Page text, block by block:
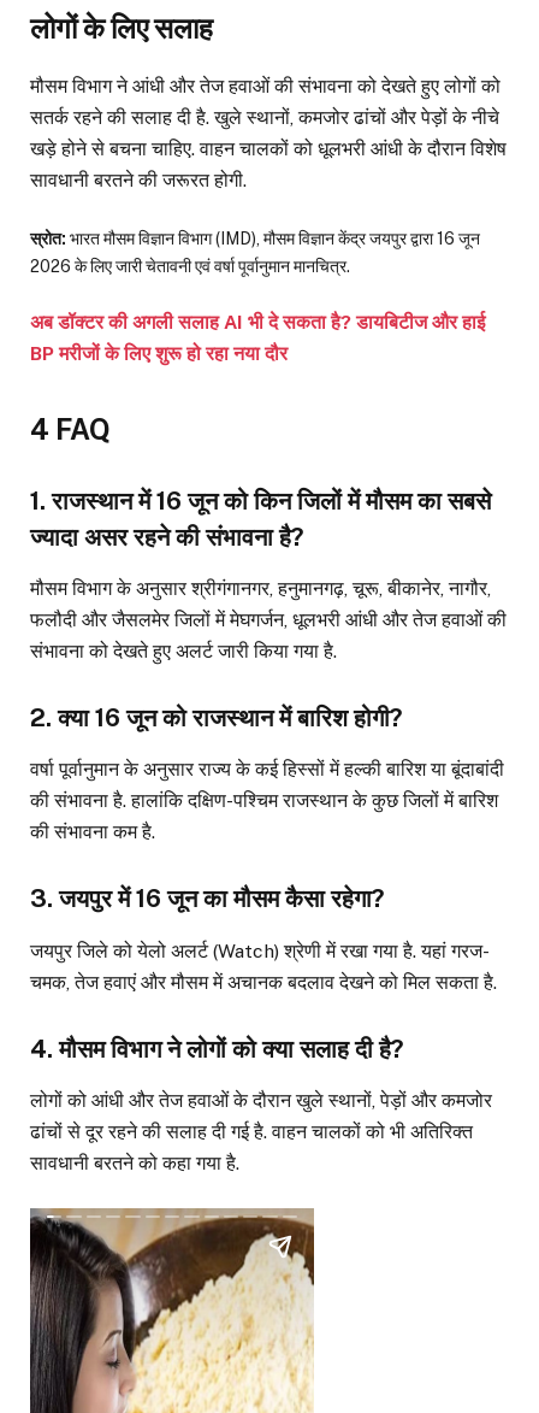
लोगों के लिए सलाह
मौसम विभाग ने आंधी और तेज हवाओं की संभावना को देखते हुए लोगों को
सतर्क रहने की सलाह दी है. खुले स्थानों, कमजोर ढांचों और पेड़ों के नीचे
खड़े होने से बचना चाहिए. वाहन चालकों को धूलभरी आंधी के दौरान विशेष
सावधानी बरतने की जरूरत होगी.
स्रोत: भारत मौसम विज्ञान विभाग (IMD), मौसम विज्ञान केंद्र जयपुर द्वारा 16 जून
2026 के लिए जारी चेतावनी एवं वर्षा पूर्वानुमान मानचित्र.
अब डॉक्टर की अगली सलाह AI भी दे सकता है? डायबिटीज और हाई
BP मरीजों के लिए शुरू हो रहा नया दौर
4 FAQ
1. राजस्थान में 16 जून को किन जिलों में मौसम का सबसे
ज्यादा असर रहने की संभावना है?
मौसम विभाग के अनुसार श्रीगंगानगर, हनुमानगढ़, चूरू, बीकानेर, नागौर,
फलौदी और जैसलमेर जिलों में मेघगर्जन, धूलभरी आंधी और तेज हवाओं की
संभावना को देखते हुए अलर्ट जारी किया गया है.
2. क्या 16 जून को राजस्थान में बारिश होगी?
वर्षा पूर्वानुमान के अनुसार राज्य के कई हिस्सों में हल्की बारिश या बूंदाबांदी
की संभावना है. हालांकि दक्षिण-पश्चिम राजस्थान के कुछ जिलों में बारिश
की संभावना कम है.
3. जयपुर में 16 जून का मौसम कैसा रहेगा?
जयपुर जिले को येलो अलर्ट (Watch) श्रेणी में रखा गया है. यहां गरज-
चमक, तेज हवाएं और मौसम में अचानक बदलाव देखने को मिल सकता है.
4. मौसम विभाग ने लोगों को क्या सलाह दी है?
लोगों को आंधी और तेज हवाओं के दौरान खुले स्थानों, पेड़ों और कमजोर
ढांचों से दूर रहने की सलाह दी गई है. वाहन चालकों को भी अतिरिक्त
सावधानी बरतने को कहा गया है.